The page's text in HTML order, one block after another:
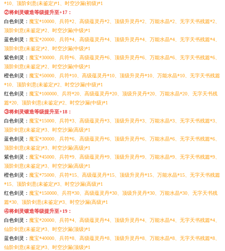
*10、顶阶剑意(未鉴定)*1、时空沙漏(初级)*1
②将剑灵锻造等级提升至+17：
白色剑灵： 魔宝*10000、兵符*2、高级蕴灵丹*2、顶级升灵丹*2、万能水晶*2、无字天书残篇*2、
顶阶剑意(未鉴定)*2、时空沙漏(中级)*1
蓝色剑灵： 魔宝*20000、兵符*4、高级蕴灵丹*4、顶级升灵丹*4、万能水晶*4、无字天书残篇*4、
顶阶剑意(未鉴定)*2、时空沙漏(中级)*1
紫色剑灵： 魔宝*30000、兵符*6、高级蕴灵丹*6、顶级升灵丹*6、万能水晶*6、无字天书残篇*6、
顶阶剑意(未鉴定)*2、时空沙漏(中级)*1
橙色剑灵： 魔宝*50000、兵符*10、高级蕴灵丹*10、顶级升灵丹*10、万能水晶*10、无字天书残篇
*10、顶阶剑意(未鉴定)*2、时空沙漏(中级)*1
红色剑灵： 魔宝*100000、兵符*20、高级蕴灵丹*20、顶级升灵丹*20、万能水晶*20、无字天书残
篇*20、顶阶剑意(未鉴定)*2、时空沙漏(中级)*1
③将剑灵锻造等级提升至+18：
白色剑灵： 魔宝*15000、兵符*3、高级蕴灵丹*3、顶级升灵丹*3、万能水晶*3、无字天书残篇*3、
顶阶剑意(未鉴定)*3、时空沙漏(高级)*1
蓝色剑灵： 魔宝*30000、兵符*6、高级蕴灵丹*6、顶级升灵丹*6、万能水晶*6、无字天书残篇*6、
顶阶剑意(未鉴定)*3、时空沙漏(高级)*1
紫色剑灵： 魔宝*45000、兵符*9、高级蕴灵丹*9、顶级升灵丹*9、万能水晶*9、无字天书残篇*9、
顶阶剑意(未鉴定)*3、时空沙漏(高级)*1
橙色剑灵： 魔宝*75000、兵符*15、高级蕴灵丹*15、顶级升灵丹*15、万能水晶*15、无字天书残篇
*15、顶阶剑意(未鉴定)*3、时空沙漏(高级)*1
红色剑灵： 魔宝*150000、兵符*30、高级蕴灵丹*30、顶级升灵丹*30、万能水晶*30、无字天书残
篇*30、顶阶剑意(未鉴定)*3、时空沙漏(高级)*1
④将剑灵锻造等级提升至+19：
白色剑灵： 魔宝*20000、兵符*4、高级蕴灵丹*4、顶级升灵丹*4、万能水晶*4、无字天书残篇*4、
仙阶剑意(未鉴定)*3、时空沙漏(顶级)*1
蓝色剑灵： 魔宝*40000、兵符*8、高级蕴灵丹*8、顶级升灵丹*8、万能水晶*8、无字天书残篇*8、
仙阶剑意(未鉴定)*3、时空沙漏(顶级)*1